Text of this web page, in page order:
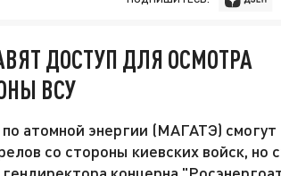
ДОСТУП ДЛЯ ОСМОТРА
ВСУ
атомной энергии (МАГАТЭ) смогут
со стороны киевских войск, но